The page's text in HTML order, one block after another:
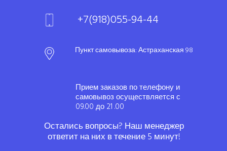
Пункт самовывоза: Астраханская 98
+7(918)055-94-44
Прием заказов по телефону и
самовывоз осуществляется с
09.00 до 21 .00
Остались вопросы? Наш менеджер
ответит на них в течение 5 минут!